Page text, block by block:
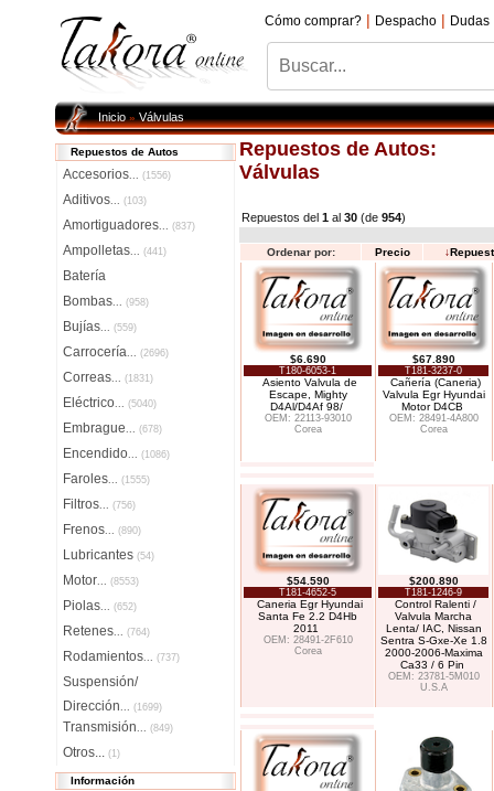
Cómo comprar? | Despacho | Dudas
Inicio»Válvulas
Repuestos de Autos
Accesorios... (1556)
Aditivos... (103)
Amortiguadores... (837)
Ampolletas... (441)
Batería
Bombas... (958)
Bujías... (559)
Carrocería... (2696)
Correas... (1831)
Eléctrico... (5040)
Embrague... (678)
Encendido... (1086)
Faroles... (1555)
Filtros... (756)
Frenos... (890)
Lubricantes (54)
Motor... (8553)
Piolas... (652)
Retenes... (764)
Rodamientos... (737)
Suspensión/
Dirección... (1699)
Transmisión... (849)
Otros... (1)
Información
Repuestos de Autos:
Válvulas
Repuestos del 1 al 30 (de 954)
Ordenar por: Precio ↓
$6.690
T180-6053-1
Asiento Valvula de
Escape, Mighty
D4Al/D4Af 98/
OEM: 22113-93010
Corea
$67.890
T181-3237-0
Cañería (Caneria)
Valvula Egr Hyundai
Motor D4CB
OEM: 28491-4A800
Corea
$54.590
T181-4652-5
Caneria Egr Hyundai
Santa Fe 2.2 D4Hb
2011
OEM: 28491-2F610
Corea
$200.890
T181-1246-9
Control Ralenti /
Valvula Marcha
Lenta/ IAC, Nissan
Sentra S-Gxe-Xe 1.8
2000-2006-Maxima
Ca33 / 6 Pin
OEM: 23781-5M010
U.S.A